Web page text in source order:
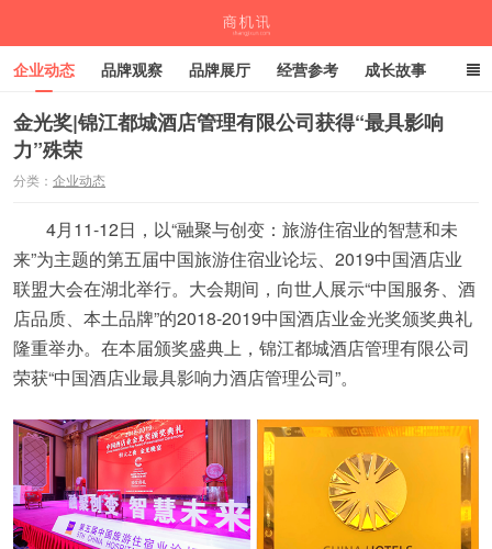
企业动态 品牌观察 品牌展厅 经营参考 成长故事
深度观察 伙伴计划
金光奖|锦江都城酒店管理有限公司获得“最具影响
力”殊荣
分类： 企业动态
4月11-12日，以“融聚与创变：旅游住宿业的智慧和未
来”为主题的第五届中国旅游住宿业论坛、2019中国酒店业
联盟大会在湖北举行。大会期间，向世人展示“中国服务、酒
店品质、本土品牌”的2018-2019中国酒店业金光奖颁奖典礼
隆重举办。在本届颁奖盛典上，锦江都城酒店管理有限公司
荣获“中国酒店业最具影响力酒店管理公司”。